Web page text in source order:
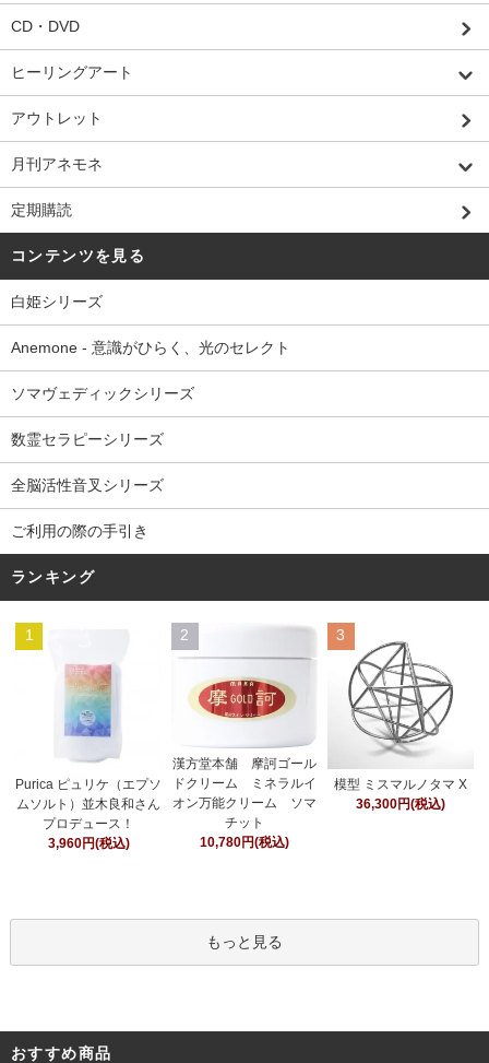
CD・DVD
ヒーリングアート
アウトレット
月刊アネモネ
定期購読
コンテンツを見る
白姫シリーズ
Anemone - 意識がひらく、光のセレクト
ソマヴェディックシリーズ
数霊セラピーシリーズ
全脳活性音叉シリーズ
ご利用の際の手引き
ランキング
1
Purica ピュリケ（エプソ
ムソルト）並木良和さん
プロデュース！
3,960円(税込)
2
漢方堂本舗 摩訶ゴール
ドクリーム ミネラルイ
オン万能クリーム ソマ
チット
10,780円(税込)
3
模型 ミスマルノタマ X
36,300円(税込)
もっと見る
おすすめ商品